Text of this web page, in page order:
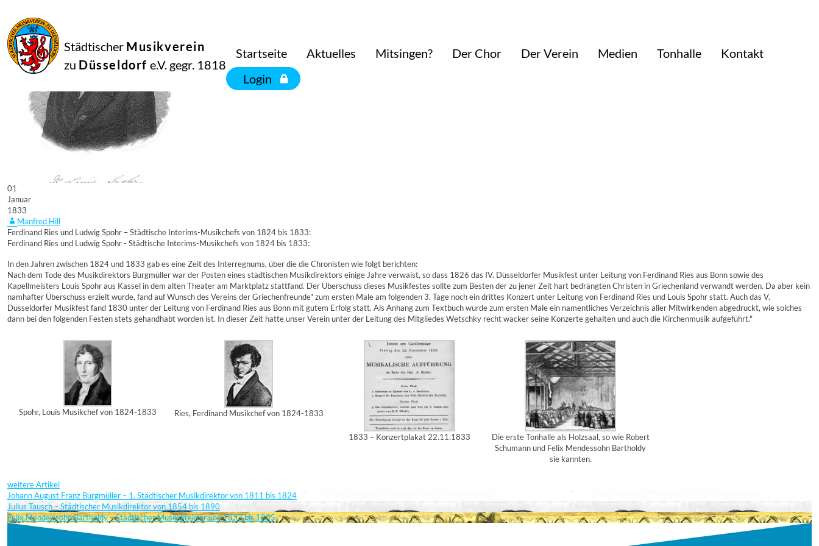
Städtischer Musikverein
zu Düsseldorf e.V. gegr. 1818
Startseite Aktuelles Mitsingen? Der Chor Der Verein Medien Tonhalle
Kontakt
Login
01
Januar
1833
Manfred Hill
Ferdinand Ries und Ludwig Spohr – Städtische Interims-Musikchefs von 1824 bis 1833:
Ferdinand Ries und Ludwig Spohr - Städtische Interims-Musikchefs von 1824 bis 1833:
In den Jahren zwischen 1824 und 1833 gab es eine Zeit des Interregnums, über die die Chronisten wie folgt berichten:
Nach dem Tode des Musikdirektors Burgmüller war der Posten eines städtischen Musikdirektors einige Jahre verwaist, so dass 1826 das IV. Düsseldorfer Musikfest unter Leitung von Ferdinand Ries aus Bonn sowie des
Kapellmeisters Louis Spohr aus Kassel in dem alten Theater am Marktplatz stattfand. Der Überschuss dieses Musikfestes sollte zum Besten der zu jener Zeit hart bedrängten Christen in Griechenland verwandt werden. Da aber kein
namhafter Überschuss erzielt wurde, fand auf Wunsch des Vereins der Griechenfreunde" zum ersten Male am folgenden 3. Tage noch ein drittes Konzert unter Leitung von Ferdinand Ries und Louis Spohr statt. Auch das V.
Düsseldorfer Musikfest fand 1830 unter der Leitung von Ferdinand Ries aus Bonn mit gutem Erfolg statt. Als Anhang zum Textbuch wurde zum ersten Male ein namentliches Verzeichnis aller Mitwirkenden abgedruckt, wie solches
dann bei den folgenden Festen stets gehandhabt worden ist. In dieser Zeit hatte unser Verein unter der Leitung des Mitgliedes Wetschky recht wacker seine Konzerte gehalten und auch die Kirchenmusik aufgeführt."
Spohr, Louis Musikchef von 1824-1833 Ries, Ferdinand Musikchef von 1824-1833
1833 – Konzertplakat 22.11.1833
Die erste Tonhalle als Holzsaal, so wie Robert
Schumann und Felix Mendessohn Bartholdy
sie kannten.
weitere Artikel
Johann August Franz Burgmüller – 1. Städtischer Musikdirektor von 1811 bis 1824
Julius Tausch – Städtischer Musikdirektor von 1854 bis 1890
Felix Mendelssohn Bartholdy – Städtischer Musikdirektor von 1833 bis 1835